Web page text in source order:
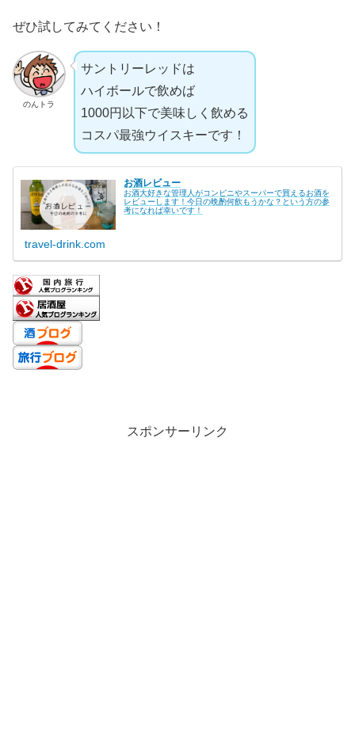
ぜひ試してみてください！
のんトラ
サントリーレッドは
ハイボールで飲めば
1000円以下で美味しく飲める
コスパ最強ウイスキーです！
お酒レビュー
お酒大好きな管理人がコンビニやスーパーで買えるお酒を
レビューします！今日の晩酌何飲もうかな？という方の参
考になれば幸いです！
travel-drink.com
スポンサーリンク